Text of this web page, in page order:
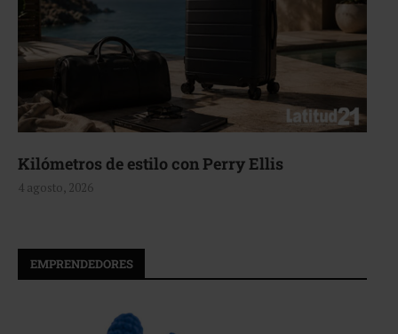
de estilo con Perry Ellis
2026
EMPRENDEDORES